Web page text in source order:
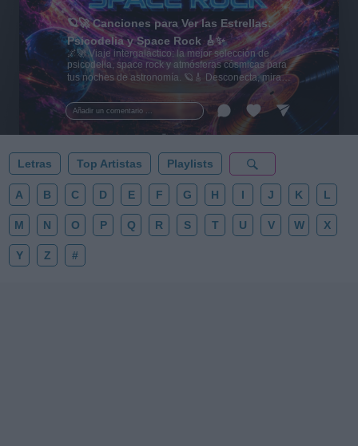
Añadir un comentario ...
🪐🚀 Canciones para Ver las Estrellas:
Psicodelia y Space Rock 🎸✨
🌌🚀 Viaje intergaláctico: la mejor selección de
psicodelia, space rock y atmósferas cósmicas para
tus noches de astronomía. 🪐🎸 Desconecta, mira
al firmamento y siente la gravedad cero. 💾 ¡Guarda
esta colección para tu próxima noche estrellada!
✨⭐
Letras Top Artistas Playlists
A B C D E F G H I J K L
M N O P Q R S T U V W X
Y Z #